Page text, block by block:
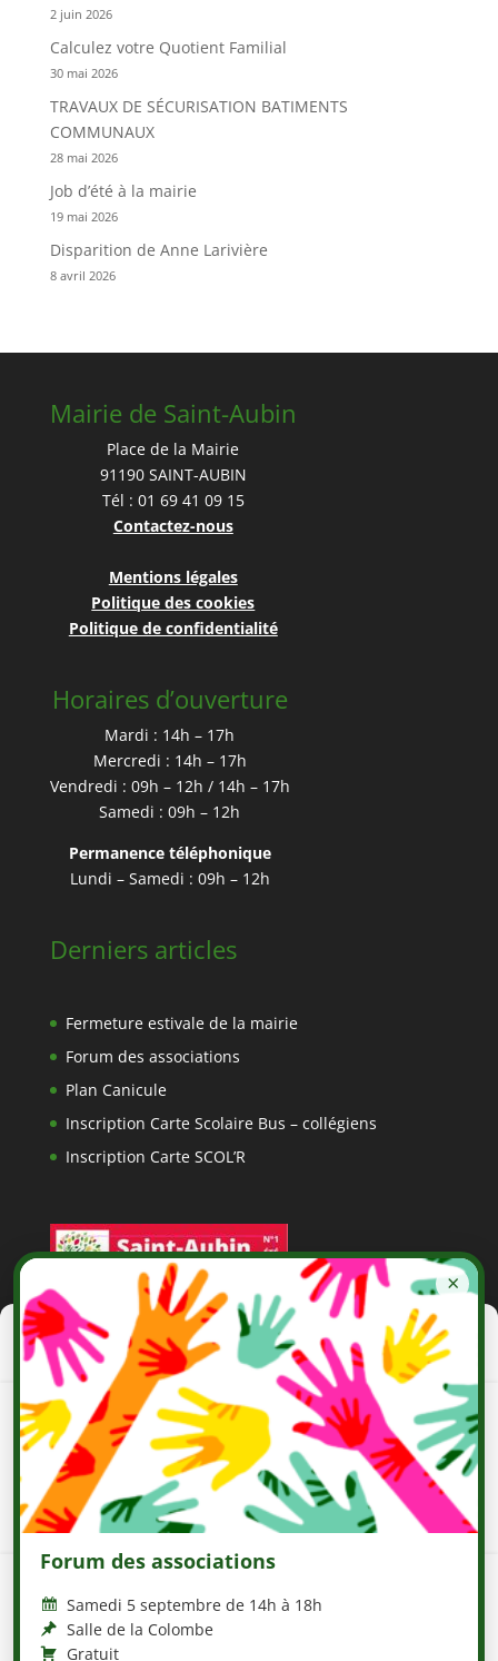
Gérer le consentement aux
cookies
Pour offrir les meilleures expériences, nous utilisons des technologies
telles que les cookies pour stocker et/ou accéder aux informations des
appareils. Le fait de consentir à ces technologies nous permettra de
traiter des données telles que le comportement de navigation ou les ID
uniques sur ce site. Le fait de ne pas consentir ou de retirer son
consentement peut avoir un effet négatif sur certaines caractéristiques
et fonctions.
Accepter
2 juin 2026
Calculez votre Quotient Familial
30 mai 2026
TRAVAUX DE SÉCURISATION BATIMENTS
COMMUNAUX
28 mai 2026
Job d’été à la mairie
19 mai 2026
Disparition de Anne Larivière
8 avril 2026
Mairie de Saint-Aubin
Place de la Mairie
91190 SAINT-AUBIN
Tél : 01 69 41 09 15
Contactez-nous
Mentions légales
Politique des cookies
Politique de confidentialité
Horaires d’ouverture
Mardi : 14h – 17h
Mercredi : 14h – 17h
Vendredi : 09h – 12h / 14h – 17h
Samedi : 09h – 12h
Permanence téléphonique
Lundi – Samedi : 09h – 12h
Derniers articles
Fermeture estivale de la mairie
Forum des associations
Plan Canicule
Inscription Carte Scolaire Bus – collégiens
Inscription Carte SCOL’R
×
Forum des associations
Samedi 5 septembre de 14h à 18h
Salle de la Colombe
Gratuit